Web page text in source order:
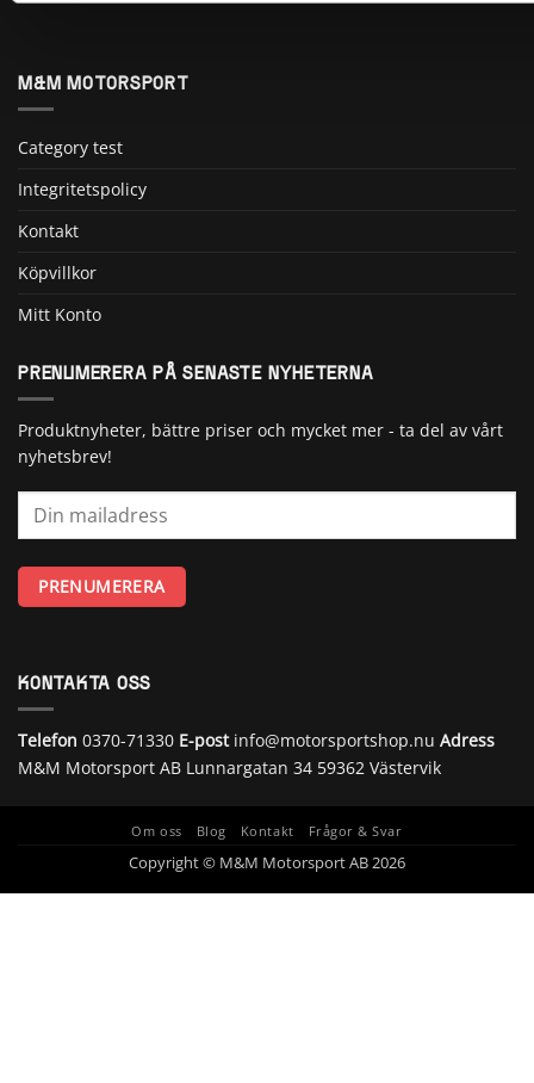
M&M MOTORSPORT
Category test
Integritetspolicy
Kontakt
Köpvillkor
Mitt Konto
PRENUMERERA PÅ SENASTE NYHETERNA
Produktnyheter, bättre priser och mycket mer - ta del av vårt
nyhetsbrev!
KONTAKTA OSS
Telefon 0370-71330 E-postinfo@motorsportshop.nu Adress
M&M Motorsport AB Lunnargatan 34 59362 Västervik
Om oss Blog Kontakt Frågor & Svar
Copyright © M&M Motorsport AB 2026